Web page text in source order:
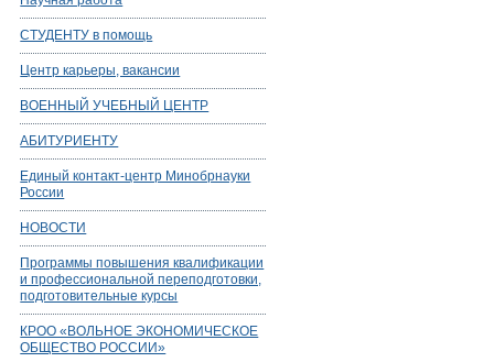
СТУДЕНТУ в помощь
Центр карьеры, вакансии
ВОЕННЫЙ УЧЕБНЫЙ ЦЕНТР
АБИТУРИЕНТУ
Единый контакт-центр Минобрнауки
России
НОВОСТИ
Программы повышения квалификации
и профессиональной переподготовки,
подготовительные курсы
КРОО «ВОЛЬНОЕ ЭКОНОМИЧЕСКОЕ
ОБЩЕСТВО РОССИИ»